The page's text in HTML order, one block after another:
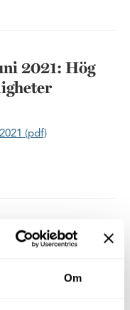
Om
2021: Hög
(pdf)